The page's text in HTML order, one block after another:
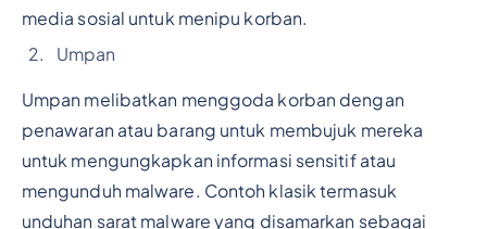
media sosial untuk menipu korban.
Umpan
Umpan melibatkan menggoda korban dengan
penawaran atau barang untuk membujuk mereka
untuk mengungkapkan informasi sensitif atau
mengunduh malware. Contoh klasik termasuk
unduhan sarat malware yang disamarkan sebagai